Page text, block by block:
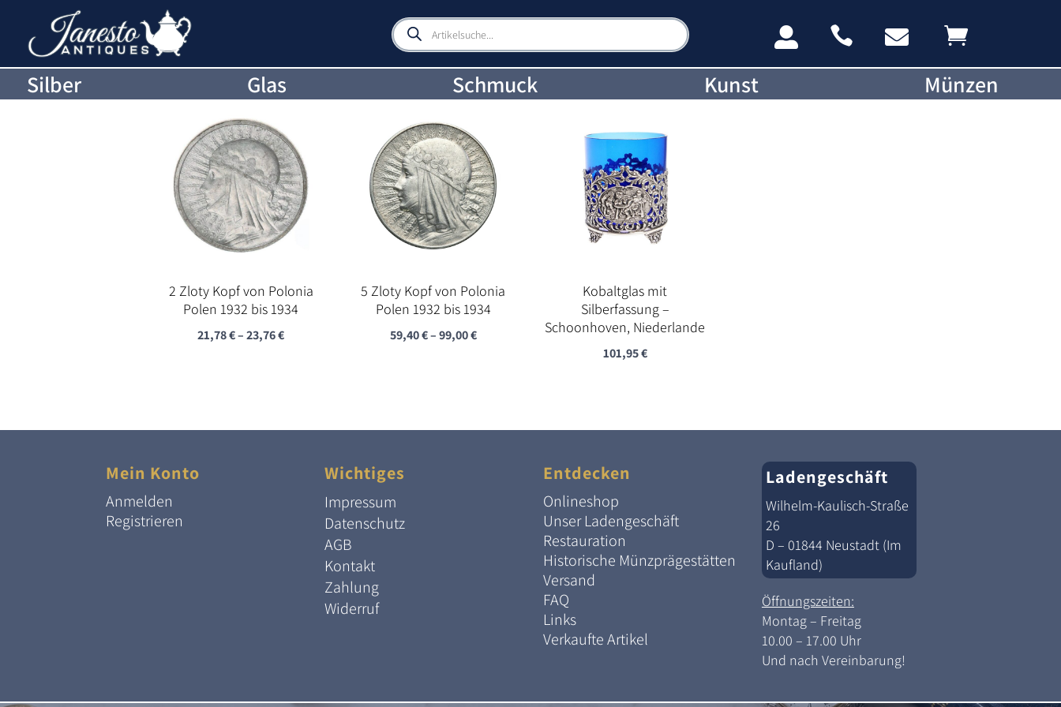
Products
search    
Silber Glas Schmuck Kunst Münzen
2 Zloty Kopf von Polonia
Polen 1932 bis 1934
21,78€–23,76€
5 Zloty Kopf von Polonia
Polen 1932 bis 1934
59,40€–99,00€
Kobaltglas mit
Silberfassung –
Schoonhoven, Niederlande
101,95€
Mein Konto
Anmelden
Registrieren
Wichtiges
Impressum
Datenschutz
AGB
Kontakt
Zahlung
Widerruf
Entdecken
Onlineshop
Unser Ladengeschäft
Restauration
Historische Münzprägestätten
Versand
FAQ
Links
Verkaufte Artikel
Ladengeschäft
Wilhelm-Kaulisch-Straße
26
D – 01844 Neustadt (Im
Kaufland)
Öffnungszeiten:
Montag – Freitag
10.00 – 17.00 Uhr
Und nach Vereinbarung!